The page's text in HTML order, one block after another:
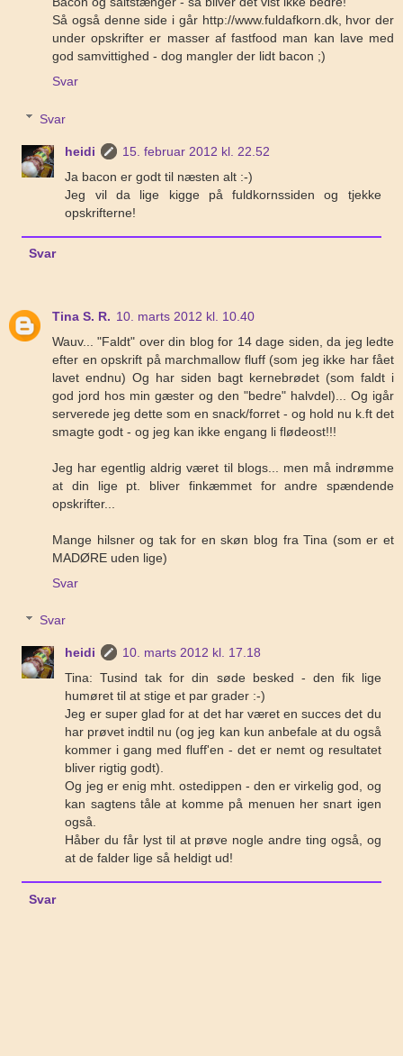
Så også denne side i går http://www.fuldafkorn.dk, hvor der
under opskrifter er masser af fastfood man kan lave med
god samvittighed - dog mangler der lidt bacon ;)
Svar
Svar
heidi
15. februar 2012 kl. 22.52
Ja bacon er godt til næsten alt :-)
Jeg vil da lige kigge på fuldkornssiden og tjekke
opskrifterne!
Svar
Tina S. R. 10. marts 2012 kl. 10.40
Wauv... "Faldt" over din blog for 14 dage siden, da jeg ledte
efter en opskrift på marchmallow fluff (som jeg ikke har fået
lavet endnu) Og har siden bagt kernebrødet (som faldt i
god jord hos min gæster og den "bedre" halvdel)... Og igår
serverede jeg dette som en snack/forret - og hold nu k.ft det
smagte godt - og jeg kan ikke engang li flødeost!!!
Jeg har egentlig aldrig været til blogs... men må indrømme
at din lige pt. bliver finkæmmet for andre spændende
opskrifter...
Mange hilsner og tak for en skøn blog fra Tina (som er et
MADØRE uden lige)
Svar
Svar
heidi
10. marts 2012 kl. 17.18
Tina: Tusind tak for din søde besked - den fik lige
humøret til at stige et par grader :-)
Jeg er super glad for at det har været en succes det du
har prøvet indtil nu (og jeg kan kun anbefale at du også
kommer i gang med fluff'en - det er nemt og resultatet
bliver rigtig godt).
Og jeg er enig mht. ostedippen - den er virkelig god, og
kan sagtens tåle at komme på menuen her snart igen
også.
Håber du får lyst til at prøve nogle andre ting også, og
at de falder lige så heldigt ud!
Svar